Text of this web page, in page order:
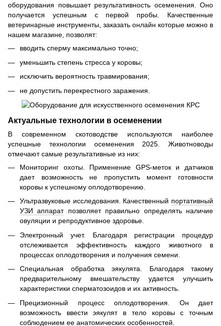
оборудования повышает результативность осеменения. Оно
получается успешным с первой пробы. Качественные
ветеринарные инструменты, заказать онлайн которые можно в
нашем магазине, позволят:
вводить сперму максимально точно;
уменьшить степень стресса у коровы;
исключить вероятность травмирования;
не допустить перекрестного заражения.
Актуальные технологии в осеменении
В современном скотоводстве используются наиболее
успешные технологии осеменения 2025. Животноводы
отмечают самые результативные из них:
Мониторинг охоты. Применение GPS-меток и датчиков
дает возможность не пропустить момент готовности
коровы к успешному оплодотворению.
Ультразвуковые исследования. Качественный портативный
УЗИ аппаратпозволяет правильно определять наличие
овуляции и репродуктивное здоровье.
Электронный учет. Благодаря регистрации процедур
отслеживается эффективность каждого животного в
процессах оплодотворения и получения семени.
Специальная обработка эякулята. Благодаря такому
предварительному вмешательству удается улучшить
характеристики сперматозоидов и их активность.
Прецизионный процесс оплодотворения. Он дает
возможность ввести эякулят в тело коровы с точным
соблюдением ее анатомических особенностей.